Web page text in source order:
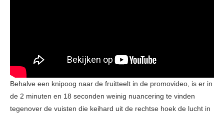
Behalve een knipoog naar de fruitteelt in de promovideo, is er in
de 2 minuten en 18 seconden weinig nuancering te vinden
tegenover de vuisten die keihard uit de rechtse hoek de lucht in